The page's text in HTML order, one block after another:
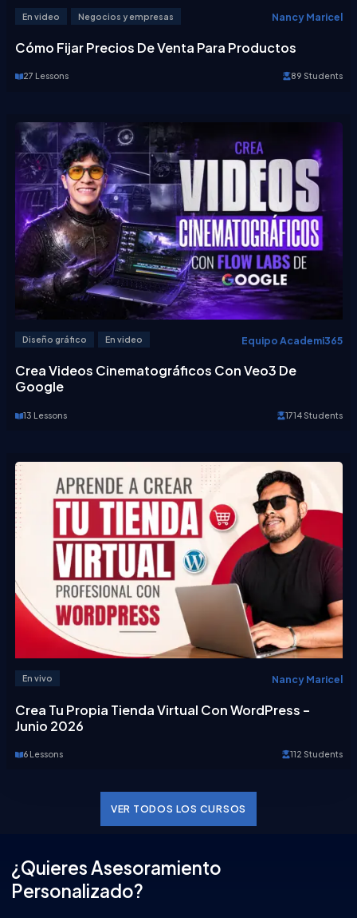
En video Negocios y empresas Nancy Maricel
Cómo Fijar Precios De Venta Para Productos
27 Lessons 89 Students
Diseño gráfico En video Equipo Academi365
Crea Videos Cinematográficos Con Veo3 De
Google
13 Lessons 1714 Students
En vivo Nancy Maricel
Crea Tu Propia Tienda Virtual Con WordPress –
Junio 2026
6 Lessons 112 Students
VER TODOS LOS CURSOS
¿Quieres Asesoramiento
Personalizado?